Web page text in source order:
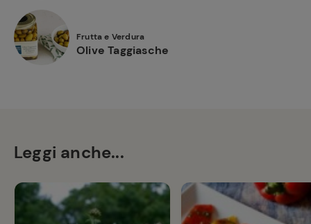
Frutta e Verdura
Olive Taggiasche
Leggi anche...